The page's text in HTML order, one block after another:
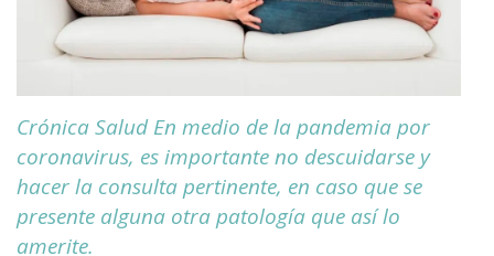
Crónica Salud En medio de la pandemia por
coronavirus, es importante no descuidarse y
hacer la consulta pertinente, en caso que se
presente alguna otra patología que así lo
amerite.